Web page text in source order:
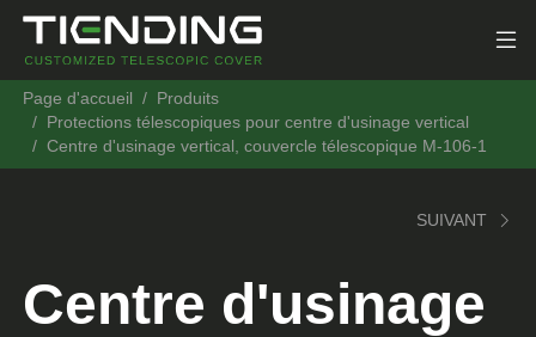
Page d'accueil
Produits
Protections télescopiques pour centre d'usinage vertical
Centre d'usinage vertical, couvercle télescopique M-106-1
SUIVANT
Centre d'usinage